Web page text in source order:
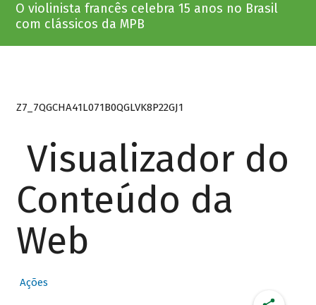
O violinista francês celebra 15 anos no Brasil
com clássicos da MPB
Z7_7QGCHA41L071B0QGLVK8P22GJ1
Visualizador do
Conteúdo da
Web
Ações